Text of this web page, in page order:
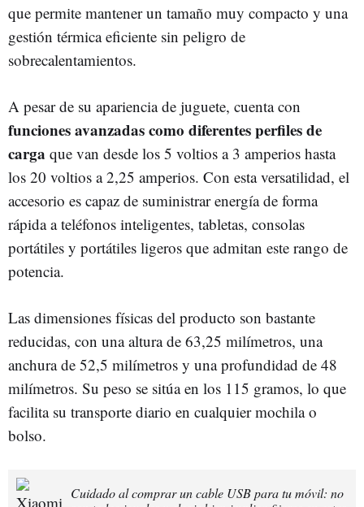
que permite mantener un tamaño muy compacto y una
gestión térmica eficiente sin peligro de
sobrecalentamientos.
A pesar de su apariencia de juguete, cuenta con
funciones avanzadas como diferentes perfiles de
carga que van desde los 5 voltios a 3 amperios hasta
los 20 voltios a 2,25 amperios. Con esta versatilidad, el
accesorio es capaz de suministrar energía de forma
rápida a teléfonos inteligentes, tabletas, consolas
portátiles y portátiles ligeros que admitan este rango de
potencia.
Las dimensiones físicas del producto son bastante
reducidas, con una altura de 63,25 milímetros, una
anchura de 52,5 milímetros y una profundidad de 48
milímetros. Su peso se sitúa en los 115 gramos, lo que
facilita su transporte diario en cualquier mochila o
bolso.
Cuidado al comprar un cable USB para tu móvil: no